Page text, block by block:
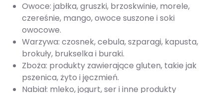
Owoce: jabłka, gruszki, brzoskwinie, morele,
czereśnie, mango, owoce suszone i soki
owocowe.
Warzywa: czosnek, cebula, szparagi, kapusta,
brokuły, brukselka i buraki.
Zboża: produkty zawierające gluten, takie jak
pszenica, żyto i jęczmień.
Nabiał: mleko, jogurt, ser i inne produkty